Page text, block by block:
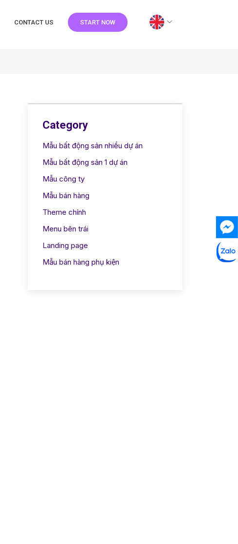
CONTACT US START NOW
Category
Mẫu bất động sản nhiều dự án
Mẫu bất động sản 1 dự án
Mẫu công ty
Mẫu bán hàng
Theme chính
Menu bên trái
Landing page
Mẫu bán hàng phụ kiện